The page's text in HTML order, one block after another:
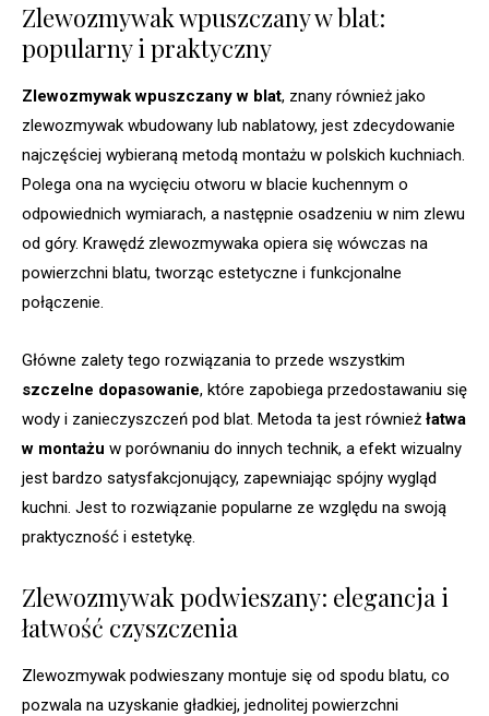
Zlewozmywak wpuszczany w blat:
popularny i praktyczny
Zlewozmywak wpuszczany w blat, znany również jako
zlewozmywak wbudowany lub nablatowy, jest zdecydowanie
najczęściej wybieraną metodą montażu w polskich kuchniach.
Polega ona na wycięciu otworu w blacie kuchennym o
odpowiednich wymiarach, a następnie osadzeniu w nim zlewu
od góry. Krawędź zlewozmywaka opiera się wówczas na
powierzchni blatu, tworząc estetyczne i funkcjonalne
połączenie.
Główne zalety tego rozwiązania to przede wszystkim
szczelne dopasowanie, które zapobiega przedostawaniu się
wody i zanieczyszczeń pod blat. Metoda ta jest również łatwa
w montażu w porównaniu do innych technik, a efekt wizualny
jest bardzo satysfakcjonujący, zapewniając spójny wygląd
kuchni. Jest to rozwiązanie popularne ze względu na swoją
praktyczność i estetykę.
Zlewozmywak podwieszany: elegancja i
łatwość czyszczenia
Zlewozmywak podwieszany montuje się od spodu blatu, co
pozwala na uzyskanie gładkiej, jednolitej powierzchni